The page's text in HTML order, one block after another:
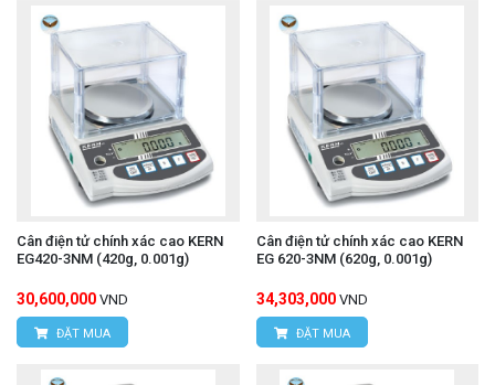
Cân điện tử chính xác cao KERN
EG420-3NM (420g, 0.001g)
30,600,000 VND
ĐẶT MUA
Cân điện tử chính xác cao KERN
EG 620-3NM (620g, 0.001g)
34,303,000 VND
ĐẶT MUA